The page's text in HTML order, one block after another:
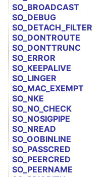
SO_BROADCAST
SO_DEBUG
SO_DETACH_FILTER
SO_DONTROUTE
SO_DONTTRUNC
SO_ERROR
SO_KEEPALIVE
SO_LINGER
SO_MAC_EXEMPT
SO_NKE
SO_NO_CHECK
SO_NOSIGPIPE
SO_NREAD
SO_OOBINLINE
SO_PASSCRED
SO_PEERCRED
SO_PEERNAME